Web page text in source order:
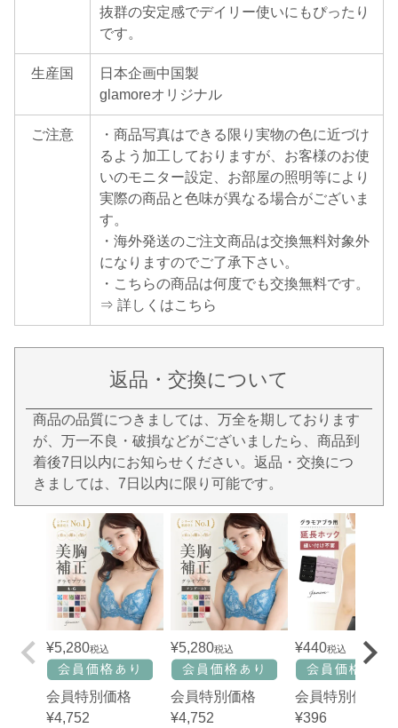
抜群の安定感でデイリー使いにもぴったり
です。
生産国
日本企画中国製
glamoreオリジナル
ご注意
・商品写真はできる限り実物の色に近づけ
るよう加工しておりますが、お客様のお使
いのモニター設定、お部屋の照明等により
実際の商品と色味が異なる場合がございま
す。
・海外発送のご注文商品は交換無料対象外
になりますのでご了承下さい。
・こちらの商品は何度でも交換無料です。
⇒ 詳しくはこちら
返品・交換について
商品の品質につきましては、万全を期しております
が、万一不良・破損などがございましたら、商品到
着後7日以内にお知らせください。返品・交換につ
きましては、7日以内に限り可能です。
¥5,280税込
会員特別価格
¥4,752
¥5,280税込
会員特別価格
¥4,752
¥440税込
会員特別価格
¥396